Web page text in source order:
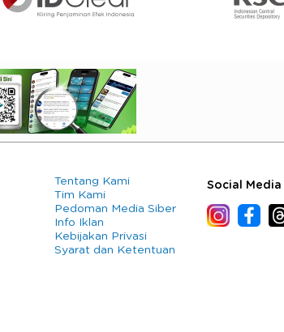
Tentang Kami
Tim Kami
Pedoman Media Siber
Info Iklan
Kebijakan Privasi
Syarat dan Ketentuan
Social Media